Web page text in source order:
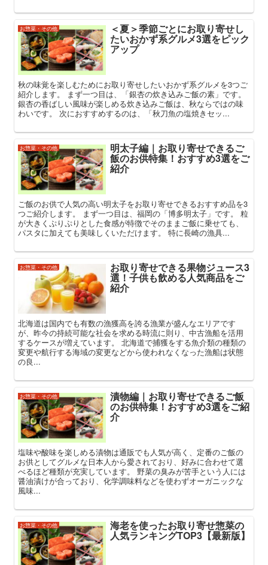
お惣菜・その他 ＜夏＞季節ごとにお取り寄せし
たいおかず系グルメ3選をピック
アップ
秋の味覚を楽しむためにお取り寄せしたいおかず系グルメを3つご
紹介します。 まず一つ目は、「銀杏の炊き込みご飯の素」です。
銀杏の香ばしい風味が楽しめる炊き込みご飯は、秋ならではの味
わいです。 次におすすめするのは、「秋刀魚の塩焼きセッ...
お惣菜・その他 明太子編｜お取り寄せできるご
飯のお供特集！おすすめ3選をご
紹介
ご飯のお供で人気の高い明太子をお取り寄せできるおすすめ品を3
つご紹介します。 まず一つ目は、福岡の「博多明太子」です。 粒
が大きくぷりぷりとした食感が特徴でそのままご飯に乗せても、
パスタに加えても美味しくいただけます。 特に長崎の漁具...
お惣菜・その他 お取り寄せできる果物ジュース3
選！子供も飲める人気商品をご
紹介
北海道は国内でも有数の漁獲高を誇る漁業が盛んなエリアです
が、昨今の持続可能な社会を求める時流に則り、中古漁船を活用
するケースが増えています。 北海道で捕獲をする魚介類の種類の
変更や航行する海域の変更などから使われなくなった漁船は状態
の良...
お惣菜・その他 漬物編｜お取り寄せできるご飯
のお供特集！おすすめ3選をご紹
介
塩味や酸味を楽しめる漬物は通販でも人気が高く、定番のご飯の
お供としてグルメな日本人から愛されており、好みに合わせて選
べるほど種類が充実しています。 野菜の臭みが苦手という人には
醤油漬けが合っており、化学調味料などを使わずオーガニックな
風味...
お惣菜・その他 海老を使ったお取り寄せ惣菜の
人気ランキングTOP3【最新版】